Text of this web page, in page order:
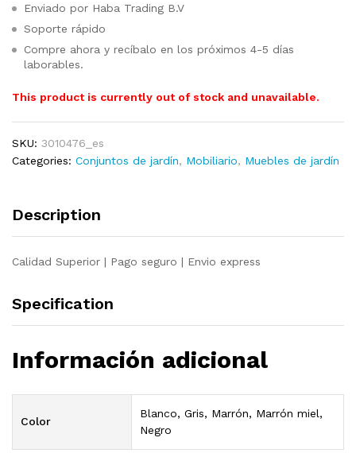
Enviado por Haba Trading B.V
Soporte rápido
Compre ahora y recíbalo en los próximos 4-5 días
laborables.
This product is currently out of stock and unavailable.
SKU: 3010476_es
Categories: Conjuntos de jardín, Mobiliario, Muebles de jardín
Description
Calidad Superior | Pago seguro | Envio express
Specification
Información adicional
Color
Blanco, Gris, Marrón, Marrón miel,
Negro